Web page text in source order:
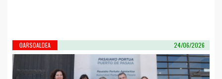
OARSOALDEA 24/06/2026